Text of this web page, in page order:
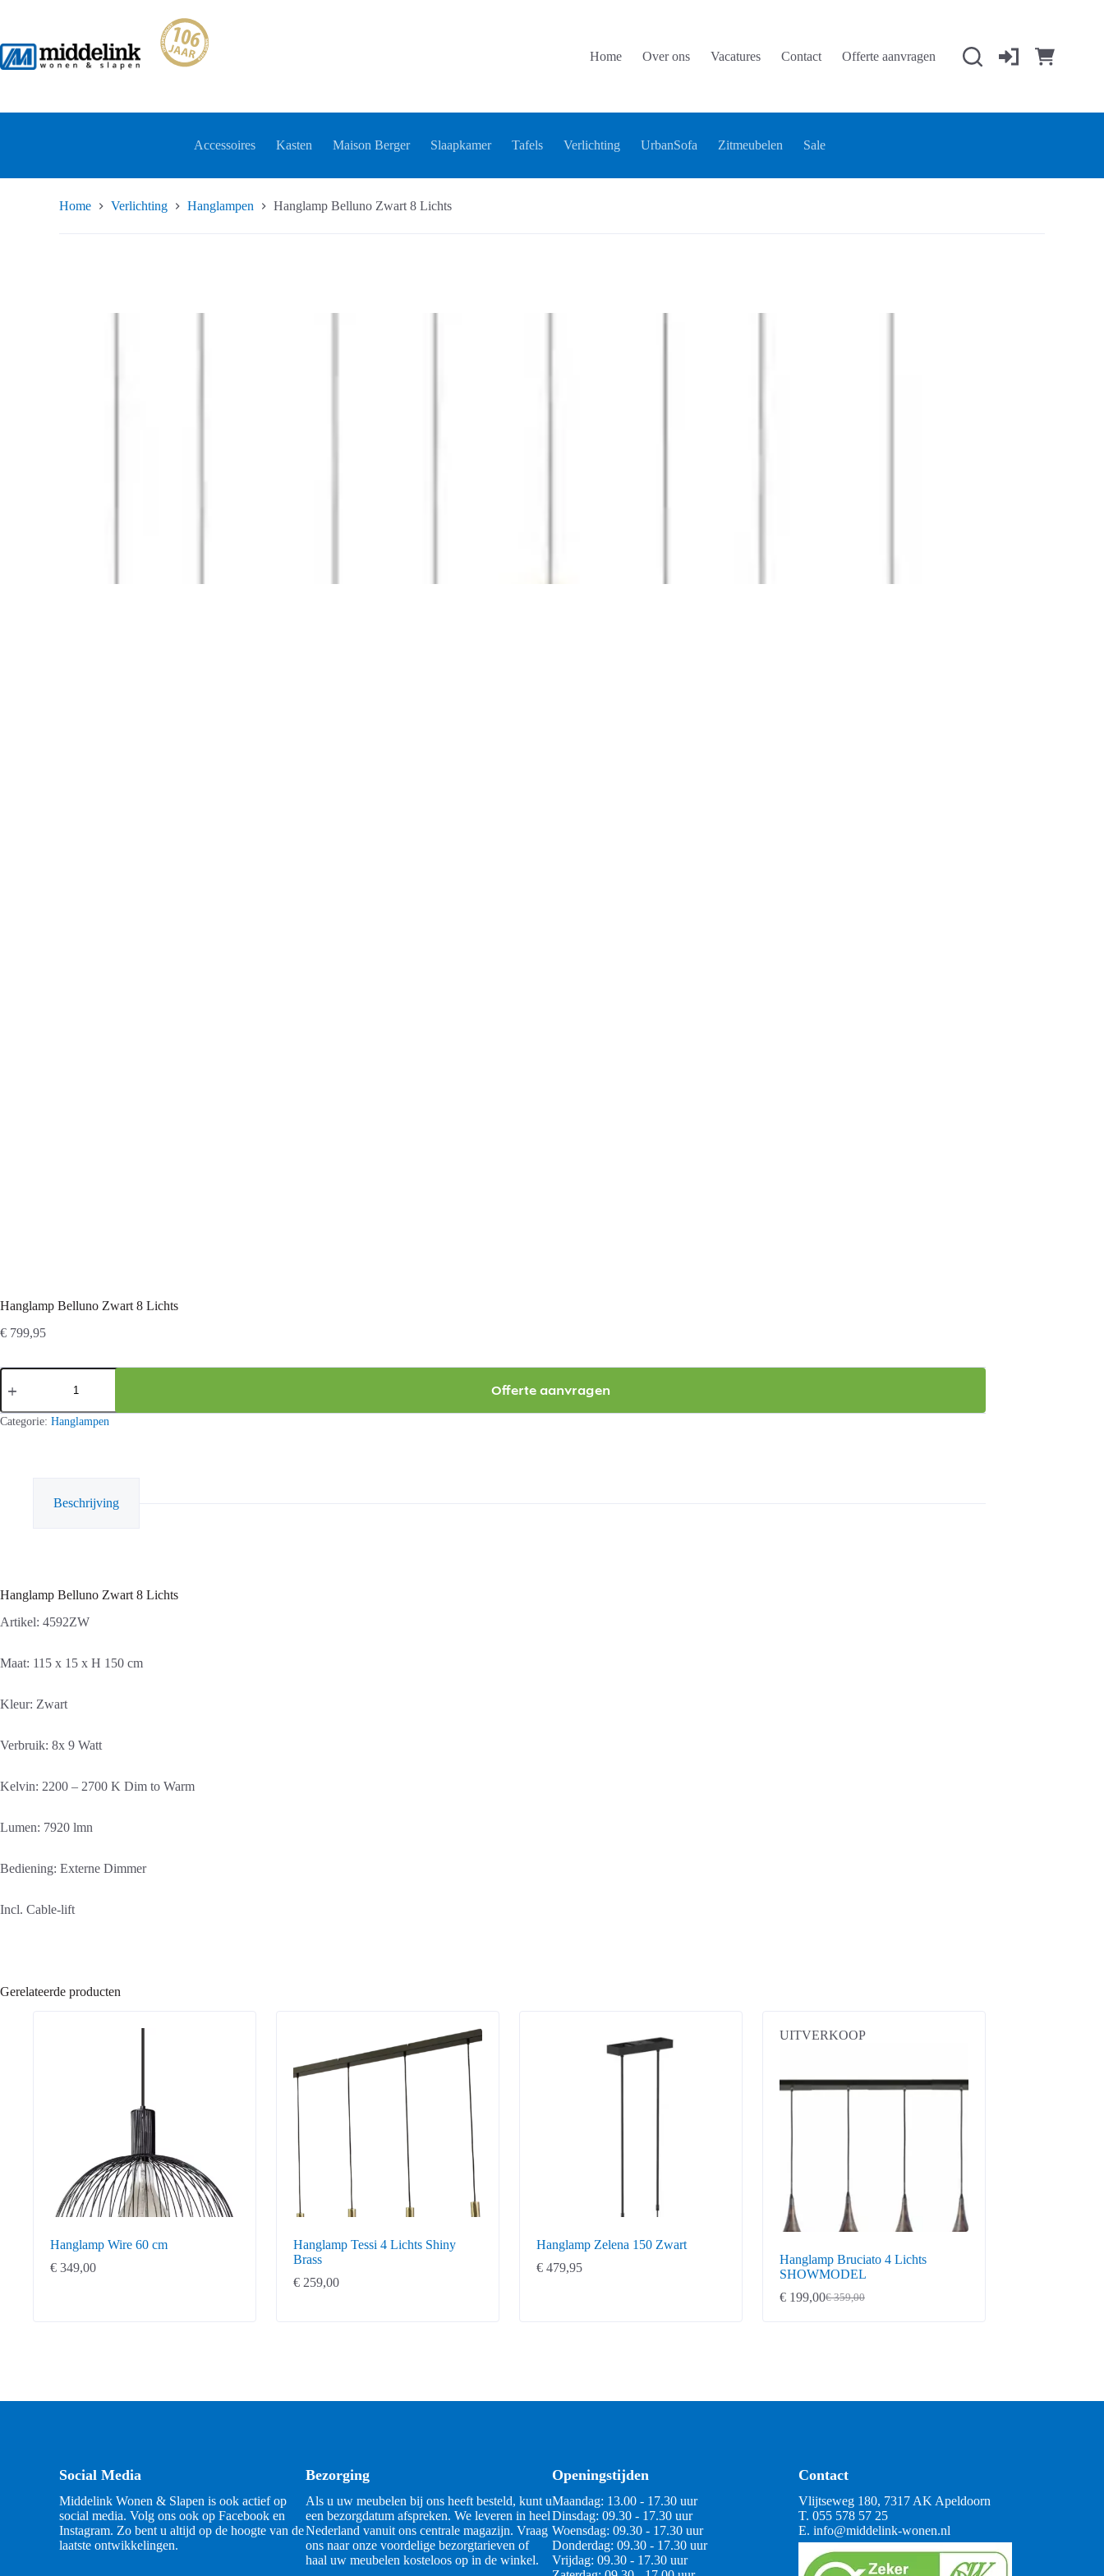
inhoud
Home Over ons Vacatures Contact Offerte aanvragen
Accessoires Kasten Maison Berger Slaapkamer Tafels Verlichting UrbanSofa Zitmeubelen Sale
Home Verlichting Hanglampen Hanglamp Belluno Zwart 8 Lichts
Hanglamp Belluno Zwart 8 Lichts
€ 799,95
Hanglamp
Belluno
8
Lichts
Offerte aanvragen
Categorie: Hanglampen
Beschrijving
Hanglamp Belluno Zwart 8 Lichts
Artikel: 4592ZW
Maat: 115 x 15 x H 150 cm
Kleur: Zwart
Verbruik: 8x 9 Watt
Kelvin: 2200 – 2700 K Dim to Warm
Lumen: 7920 lmn
Bediening: Externe Dimmer
Incl. Cable-lift
Gerelateerde producten
Hanglamp Wire 60 cm
€ 349,00
Hanglamp Tessi 4 Lichts Shiny
Brass
€ 259,00
Hanglamp Zelena 150 Zwart
€ 479,95
UITVERKOOP
Hanglamp Bruciato 4 Lichts
SHOWMODEL
€359,00
Oorspronkelijke
€ 199,00
Huidige
Social Media
Middelink Wonen & Slapen is ook actief op
social media. Volg ons ook op Facebook en
Instagram. Zo bent u altijd op de hoogte van de
laatste ontwikkelingen.
Bezorging
Als u uw meubelen bij ons heeft besteld, kunt u
een bezorgdatum afspreken. We leveren in heel
Nederland vanuit ons centrale magazijn. Vraag
ons naar onze voordelige bezorgtarieven of
haal uw meubelen kosteloos op in de winkel.
Openingstijden
Maandag: 13.00 - 17.30 uur
Dinsdag: 09.30 - 17.30 uur
Woensdag: 09.30 - 17.30 uur
Donderdag: 09.30 - 17.30 uur
Vrijdag: 09.30 - 17.30 uur
Contact
Vlijtseweg 180, 7317 AK Apeldoorn
T. 055 578 57 25
E. info@middelink-wonen.nl